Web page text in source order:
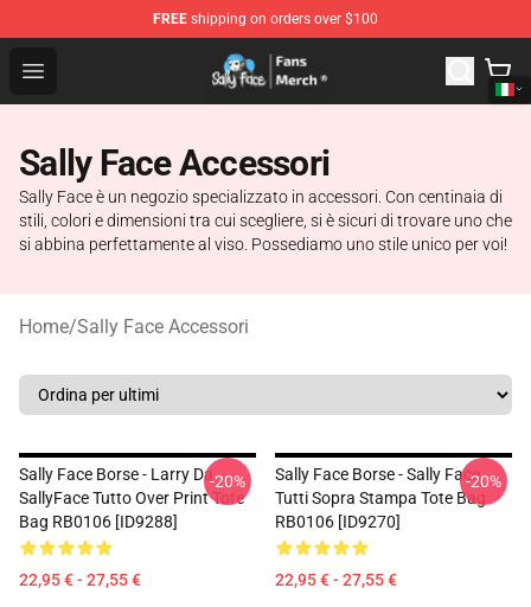
FREE shipping on orders over $100
Open menu
Sally Face Store - Official Sally Face Merchandise Shop
Sally Face Accessori
Sally Face è un negozio specializzato in accessori. Con centinaia di
stili, colori e dimensioni tra cui scegliere, si è sicuri di trovare uno che
si abbina perfettamente al viso. Possediamo uno stile unico per voi!
Home/Sally Face Accessori
Sally Face Borse - Larry Da
SallyFace Tutto Over Print Tote
Bag RB0106 [ID9288]
22,95 € - 27,55 €
-20%
Sally Face Borse - Sally Face
Tutti Sopra Stampa Tote Bag
RB0106 [ID9270]
22,95 € - 27,55 €
-20%